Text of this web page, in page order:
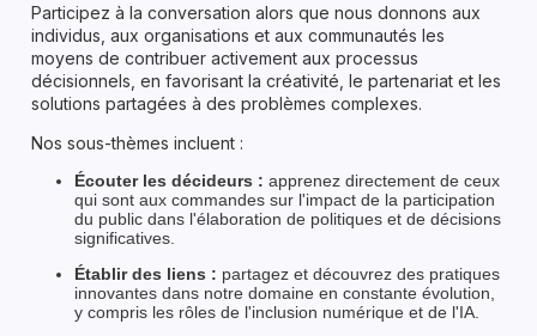
Participez à la conversation alors que nous donnons aux
individus, aux organisations et aux communautés les
moyens de contribuer activement aux processus
décisionnels, en favorisant la créativité, le partenariat et les
solutions partagées à des problèmes complexes.
Nos sous-thèmes incluent :
Écouter les décideurs : apprenez directement de ceux
qui sont aux commandes sur l'impact de la participation
du public dans l'élaboration de politiques et de décisions
significatives.
Établir des liens : partagez et découvrez des pratiques
innovantes dans notre domaine en constante évolution,
y compris les rôles de l'inclusion numérique et de l'IA.